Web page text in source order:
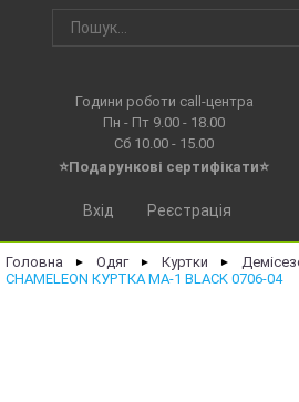
Години роботи call-центра
Пн - Пт 9.00 - 18.00
Сб 10.00 - 15.00
⭐Подарункові сертифікати⭐
Вхід Реєстрація
Головна ► Одяг ► Куртки ►
CHAMELEON КУРТКА MA-1 BLACK 0706-04